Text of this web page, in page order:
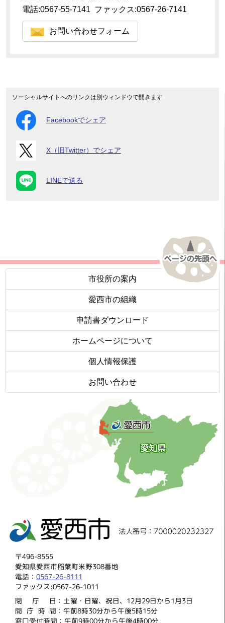
電話:0567-55-7141 ファックス:0567-26-7141
お問い合わせフォーム
ソーシャルサイトへのリンクは別ウィンドウで開きます
Facebookでシェア
X（旧Twitter）でシェア
LINEで送る
市役所の案内
愛西市の組織
申請書ダウンロード
ホームページについて
個人情報保護
お問い合わせ
〒496-8555
愛知県愛西市稲葉町米野308番地
電話：0567-26-8111
ファックス:0567-26-1011
閉庁 日：土曜・日曜、祝日、12月29日から1月3日
開庁時 間：午前8時30分から午後5時15分
窓口受付時間：午前9時00分から午後4時00分